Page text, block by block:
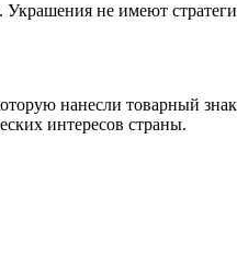
не имеют
нанесли товарный
интересов страны.